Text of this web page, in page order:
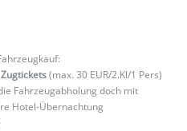
Zugtickets(max. 30 EUR/2.Kl/1 Pers)
Fahrzeugabholung doch mit
Hotel-Übernachtung